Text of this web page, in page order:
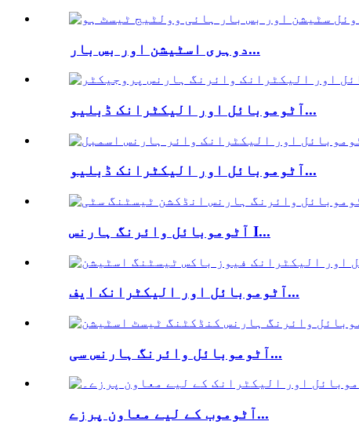
دوہری اسٹیشن اور بس بار...
آٹوموبائل اور الیکٹرانک ڈبلیو...
آٹوموبائل اور الیکٹرانک ڈبلیو...
آٹوموبائل وائرنگ ہارنس I...
آٹوموبائل اور الیکٹرانک ایف...
آٹوموبائل وائرنگ ہارنس سی...
آٹوموب کے لیے معاون پرزے...